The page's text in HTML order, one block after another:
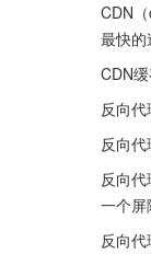
CDN
最快的
CDN
反向代
反向
反向
一个屏
反向